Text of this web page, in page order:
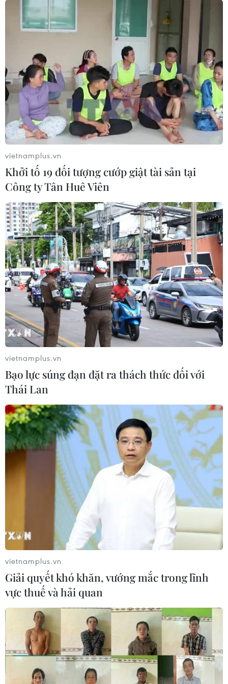
TIN CÙNG CHUYÊN MỤC
Nông sản Việt Nam còn nhiều dư địa
tại thị trường Algeria
08/08/2026 12:55
Động lực mới cho hợp tác thương
mại Việt Nam-Australia
08/08/2026 12:20
Mỹ chi hơn 2 tỷ USD thúc đẩy ngành
pin và khoáng sản nội địa
Chủ sân Azteca lỗ hơn 47 triệu USD vì
World Cup 2026
08/08/2026 06:43
Dữ liệu việc làm Mỹ mở thêm dư địa
vietnamplus.vn
Khởi tố 19 đối tượng cướp giật tài sản tại
Công ty Tân Huê Viên
vietnamplus.vn
Bạo lực súng đạn đặt ra thách thức đối với
Thái Lan
vietnamplus.vn
Giải quyết khó khăn, vướng mắc trong lĩnh
vực thuế và hải quan